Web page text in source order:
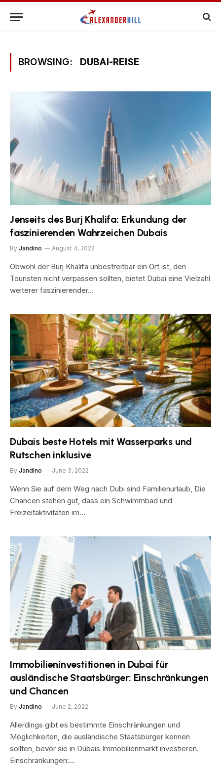
BROWSING: DUBAI-REISE
Jenseits des Burj Khalifa: Erkundung der
faszinierenden Wahrzeichen Dubais
By Jandino August 4, 2022
Obwohl der Burj Khalifa unbestreitbar ein Ort ist, den
Touristen nicht verpassen sollten, bietet Dubai eine Vielzahl
weiterer faszinierender…
Dubais beste Hotels mit Wasserparks und
Rutschen inklusive
By Jandino June 3, 2022
Wenn Sie auf dem Weg nach Dubi sind Familienurlaub, Die
Chancen stehen gut, dass ein Schwimmbad und
Freizeitaktivitäten im…
Immobilieninvestitionen in Dubai für
ausländische Staatsbürger: Einschränkungen
und Chancen
By Jandino June 2, 2022
Allerdings gibt es bestimmte Einschränkungen und
Möglichkeiten, die ausländische Staatsbürger kennen
sollten, bevor sie in Dubais Immobilienmarkt investieren.
Einschränkungen:…